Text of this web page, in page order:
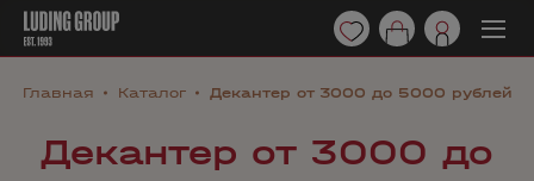
Главная Каталог Декантер от 3000 до 5000 рублей
Декантер от 3000 до